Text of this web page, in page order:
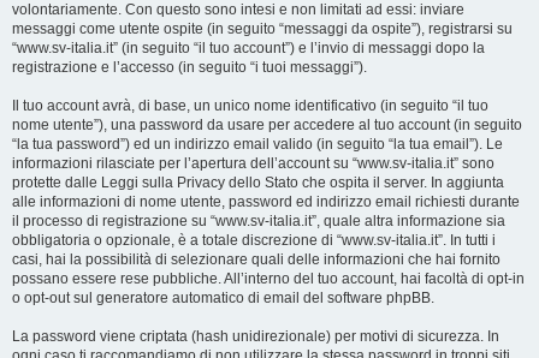
volontariamente. Con questo sono intesi e non limitati ad essi: inviare
messaggi come utente ospite (in seguito “messaggi da ospite”), registrarsi su
“www.sv-italia.it” (in seguito “il tuo account”) e l’invio di messaggi dopo la
registrazione e l’accesso (in seguito “i tuoi messaggi”).
Il tuo account avrà, di base, un unico nome identificativo (in seguito “il tuo
nome utente”), una password da usare per accedere al tuo account (in seguito
“la tua password”) ed un indirizzo email valido (in seguito “la tua email”). Le
informazioni rilasciate per l’apertura dell’account su “www.sv-italia.it” sono
protette dalle Leggi sulla Privacy dello Stato che ospita il server. In aggiunta
alle informazioni di nome utente, password ed indirizzo email richiesti durante
il processo di registrazione su “www.sv-italia.it”, quale altra informazione sia
obbligatoria o opzionale, è a totale discrezione di “www.sv-italia.it”. In tutti i
casi, hai la possibilità di selezionare quali delle informazioni che hai fornito
possano essere rese pubbliche. All’interno del tuo account, hai facoltà di opt-in
o opt-out sul generatore automatico di email del software phpBB.
La password viene criptata (hash unidirezionale) per motivi di sicurezza. In